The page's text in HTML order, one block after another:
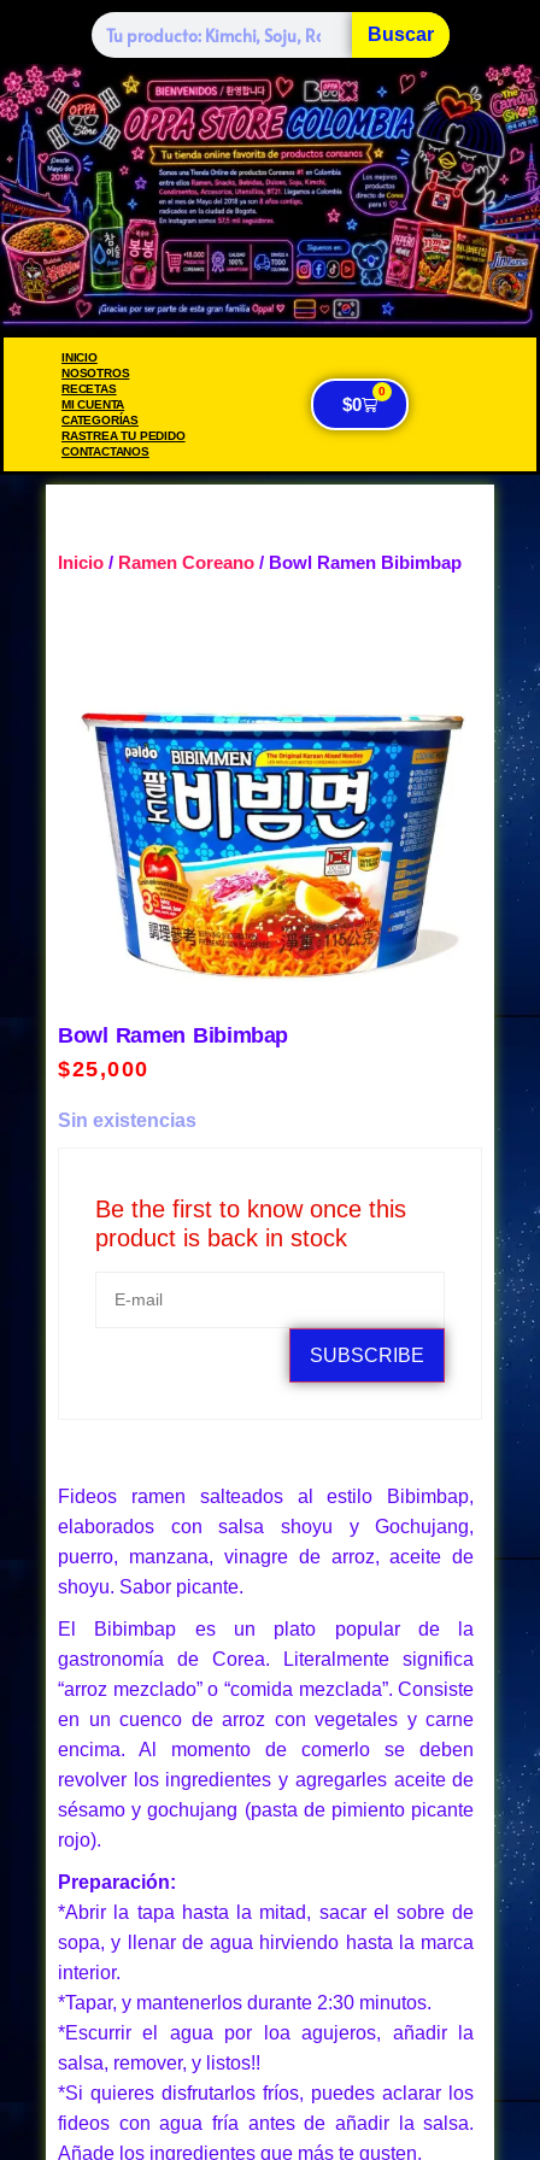
Buscar
INICIO
NOSOTROS
RECETAS
MI CUENTA
CATEGORÍAS
RASTREA TU PEDIDO
CONTACTANOS
$0
0
Inicio / Ramen Coreano / Bowl Ramen Bibimbap
Bowl Ramen Bibimbap
$25,000
Sin existencias
Be the first to know once this
product is back in stock
SUBSCRIBE
Fideos ramen salteados al estilo Bibimbap,
elaborados con salsa shoyu y Gochujang,
puerro, manzana, vinagre de arroz, aceite de
shoyu. Sabor picante.
El Bibimbap es un plato popular de la
gastronomía de Corea. Literalmente significa
“arroz mezclado” o “comida mezclada”. Consiste
en un cuenco de arroz con vegetales y carne
encima. Al momento de comerlo se deben
revolver los ingredientes y agregarles aceite de
sésamo y gochujang (pasta de pimiento picante
rojo).
Preparación:
*Abrir la tapa hasta la mitad, sacar el sobre de
sopa, y llenar de agua hirviendo hasta la marca
interior.
*Tapar, y mantenerlos durante 2:30 minutos.
*Escurrir el agua por loa agujeros, añadir la
salsa, remover, y listos!!
*Si quieres disfrutarlos fríos, puedes aclarar los
fideos con agua fría antes de añadir la salsa.
Añade los ingredientes que más te gusten.